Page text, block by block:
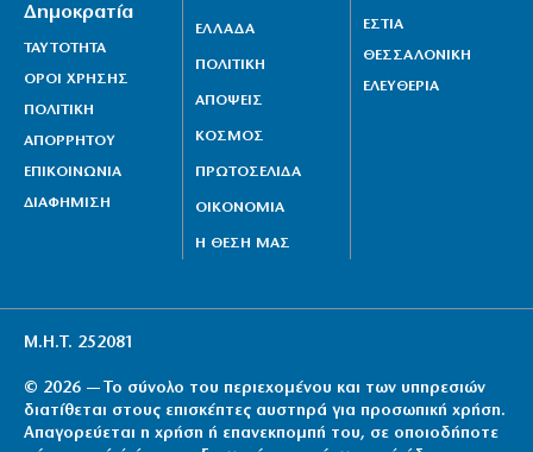
Δημοκρατία
ΤΑΥΤΟΤΗΤΑ
ΟΡΟΙ ΧΡΗΣΗΣ
ΠΟΛΙΤΙΚΗ
ΑΠΟΡΡΗΤΟΥ
ΕΠΙΚΟΙΝΩΝΙΑ
ΔΙΑΦΗΜΙΣΗ
ΕΛΛΑΔΑ
ΠΟΛΙΤΙΚΗ
ΑΠΟΨΕΙΣ
ΚΟΣΜΟΣ
ΠΡΩΤΟΣΕΛΙΔΑ
ΟΙΚΟΝΟΜΙΑ
Η ΘΕΣΗ ΜΑΣ
ΕΣΤΙΑ
ΘΕΣΣΑΛΟΝΙΚΗ
ΕΛΕΥΘΕΡΙΑ
Μ.Η.Τ. 252081
© 2026 — Το σύνολο του περιεχομένου και των υπηρεσιών
διατίθεται στους επισκέπτες αυστηρά για προσωπική χρήση.
Απαγορεύεται η χρήση ή επανεκπομπή του, σε οποιοδήποτε